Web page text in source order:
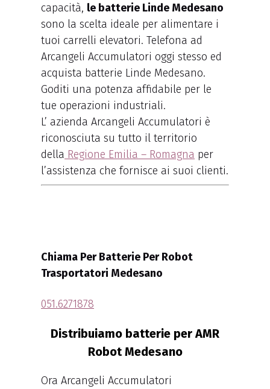
capacità, le batterie Linde Medesano
sono la scelta ideale per alimentare i
tuoi carrelli elevatori. Telefona ad
Arcangeli Accumulatori oggi stesso ed
acquista batterie Linde Medesano.
Goditi una potenza affidabile per le
tue operazioni industriali.
L’ azienda Arcangeli Accumulatori è
riconosciuta su tutto il territorio
della Regione Emilia – Romagna per
l’assistenza che fornisce ai suoi clienti.
Chiama Per Batterie Per Robot
Trasportatori Medesano
051.6271878
Distribuiamo batterie per AMR
Robot Medesano
Ora Arcangeli Accumulatori